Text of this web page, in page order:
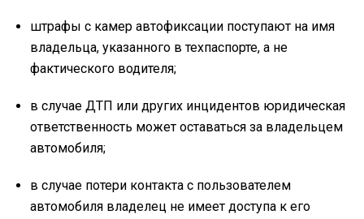
штрафы с камер автофиксации поступают на имя
владельца, указанного в техпаспорте, а не
фактического водителя;
в случае ДТП или других инцидентов юридическая
ответственность может оставаться за владельцем
автомобиля;
в случае потери контакта с пользователем
автомобиля владелец не имеет доступа к его